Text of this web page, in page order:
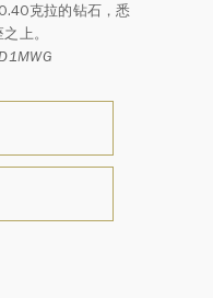
克拉的钻石，悉
上。